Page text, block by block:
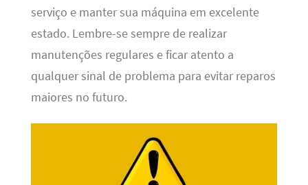
serviço e manter sua máquina em excelente
estado. Lembre-se sempre de realizar
manutenções regulares e ficar atento a
qualquer sinal de problema para evitar reparos
maiores no futuro.